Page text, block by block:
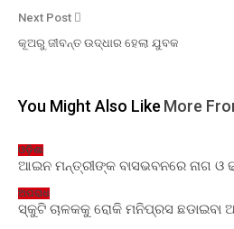
Next Post
କୂଅରୁ ଜୀବନ୍ତ ଉଦ୍ଧାର ହେଲା ଯୁବକ
You Might Also Like More
ଓଡ଼ିଶା
ଆଇନ ମନ୍ତ୍ରୀଙ୍କ ବାସଭବନରେ ନାଗ ଓ
ଅପରାଧ
ସ୍କୁଟି ଚାଳକକୁ ରୋକି ମନିପ୍ରସ ଛଡାଇବା